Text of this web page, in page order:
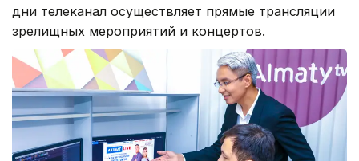
дни телеканал осуществляет прямые трансляции
зрелищных мероприятий и концертов.